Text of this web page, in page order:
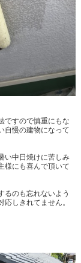
ですので慎重にもな
自慢の建物になって
い中日焼けに苦しみ
様にも喜んで頂いて
のも忘れないよう
しきれてません。